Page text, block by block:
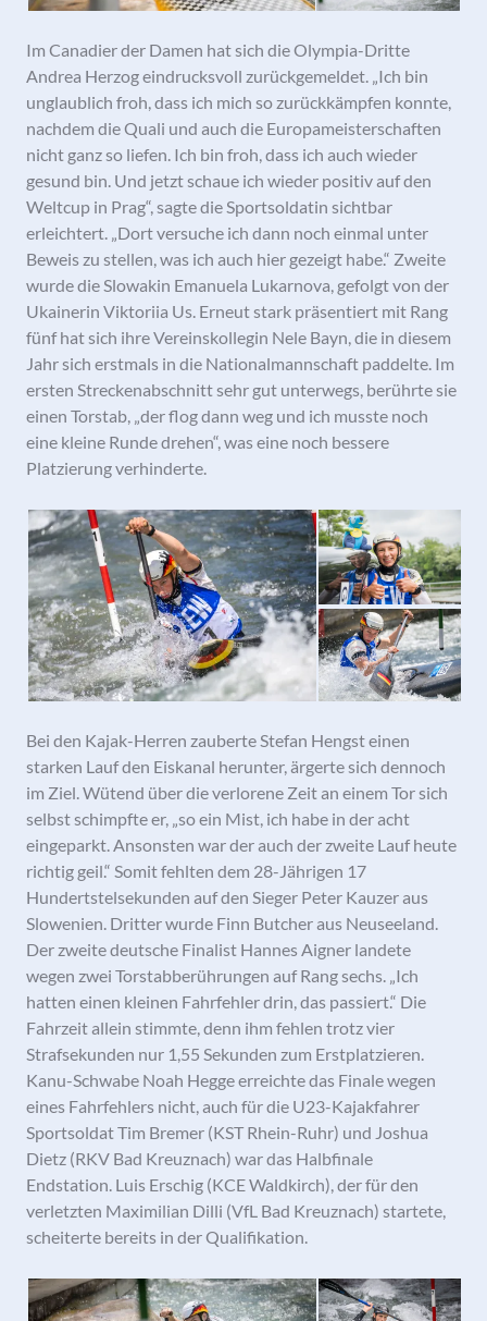
Im Canadier der Damen hat sich die Olympia-Dritte
Andrea Herzog eindrucksvoll zurückgemeldet. „Ich bin
unglaublich froh, dass ich mich so zurückkämpfen konnte,
nachdem die Quali und auch die Europameisterschaften
nicht ganz so liefen. Ich bin froh, dass ich auch wieder
gesund bin. Und jetzt schaue ich wieder positiv auf den
Weltcup in Prag“, sagte die Sportsoldatin sichtbar
erleichtert. „Dort versuche ich dann noch einmal unter
Beweis zu stellen, was ich auch hier gezeigt habe.“ Zweite
wurde die Slowakin Emanuela Lukarnova, gefolgt von der
Ukainerin Viktoriia Us. Erneut stark präsentiert mit Rang
fünf hat sich ihre Vereinskollegin Nele Bayn, die in diesem
Jahr sich erstmals in die Nationalmannschaft paddelte. Im
ersten Streckenabschnitt sehr gut unterwegs, berührte sie
einen Torstab, „der flog dann weg und ich musste noch
eine kleine Runde drehen“, was eine noch bessere
Platzierung verhinderte.
Bei den Kajak-Herren zauberte Stefan Hengst einen
starken Lauf den Eiskanal herunter, ärgerte sich dennoch
im Ziel. Wütend über die verlorene Zeit an einem Tor sich
selbst schimpfte er, „so ein Mist, ich habe in der acht
eingeparkt. Ansonsten war der auch der zweite Lauf heute
richtig geil.“ Somit fehlten dem 28-Jährigen 17
Hundertstelsekunden auf den Sieger Peter Kauzer aus
Slowenien. Dritter wurde Finn Butcher aus Neuseeland.
Der zweite deutsche Finalist Hannes Aigner landete
wegen zwei Torstabberührungen auf Rang sechs. „Ich
hatten einen kleinen Fahrfehler drin, das passiert.“ Die
Fahrzeit allein stimmte, denn ihm fehlen trotz vier
Strafsekunden nur 1,55 Sekunden zum Erstplatzieren.
Kanu-Schwabe Noah Hegge erreichte das Finale wegen
eines Fahrfehlers nicht, auch für die U23-Kajakfahrer
Sportsoldat Tim Bremer (KST Rhein-Ruhr) und Joshua
Dietz (RKV Bad Kreuznach) war das Halbfinale
Endstation. Luis Erschig (KCE Waldkirch), der für den
verletzten Maximilian Dilli (VfL Bad Kreuznach) startete,
scheiterte bereits in der Qualifikation.